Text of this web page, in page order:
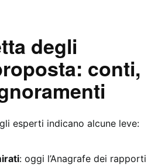
degli
conti,
esperti indicano alcune leve:
: oggi l’Anagrafe dei rapporti